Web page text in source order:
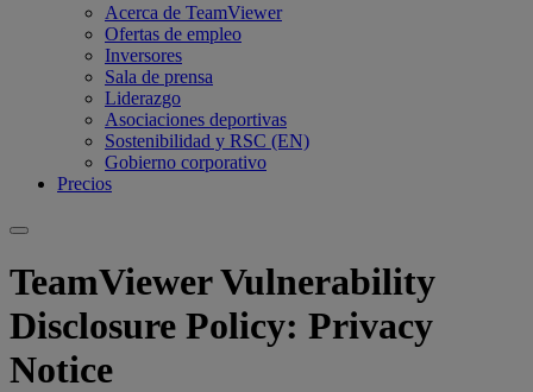
Acerca de TeamViewer
Ofertas de empleo
Inversores
Sala de prensa
Liderazgo
Asociaciones deportivas
Sostenibilidad y RSC (EN)
Gobierno corporativo
Precios
TeamViewer Vulnerability
Disclosure Policy: Privacy
Notice